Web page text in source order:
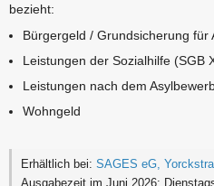
bezieht:
Bürgergeld / Grundsicherung für
Leistungen der Sozialhilfe (SGB
Leistungen nach dem
Wohngeld
Erhältlich bei:SAGES eG,
Ausgabezeit im Juni 2026: